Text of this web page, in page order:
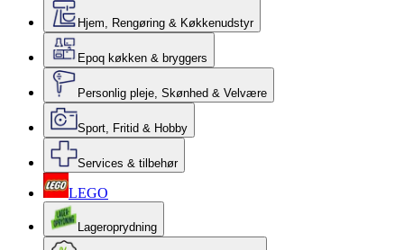
Hjem, Rengøring & Køkkenudstyr
Epoq køkken & bryggers
Personlig pleje, Skønhed & Velvære
Sport, Fritid & Hobby
Services & tilbehør
LEGO
Lageroprydning